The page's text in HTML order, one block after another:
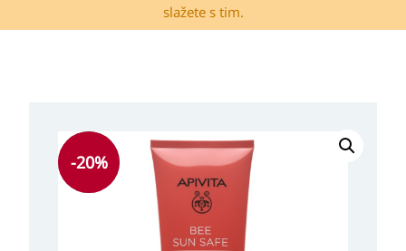
slažete s tim.
-20%
cijena
cijena
48,10 KM.